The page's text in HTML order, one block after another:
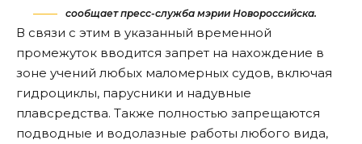
сообщает пресс-служба мэрии Новороссийска.
В связи с этим в указанный временной
промежуток вводится запрет на нахождение в
зоне учений любых маломерных судов, включая
гидроциклы, парусники и надувные
плавсредства. Также полностью запрещаются
подводные и водолазные работы любого вида,